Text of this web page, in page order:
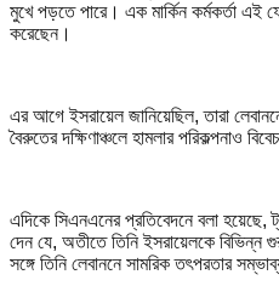
মুখে পড়তে পারে। এক মার্কিন কর্মকর্তা এই
করেছেন।
এর আগে ইসরায়েল জানিয়েছিল, তারা
বৈরুতের দক্ষিণাঞ্চলে হামলার পরিকল্পনাও
এদিকে সিএনএনের প্রতিবেদনে বলা হয়েছে,
দেন যে, অতীতে তিনি ইসরায়েলকে বিভিন্ন
সঙ্গে তিনি লেবাননে সামরিক তৎপরতার